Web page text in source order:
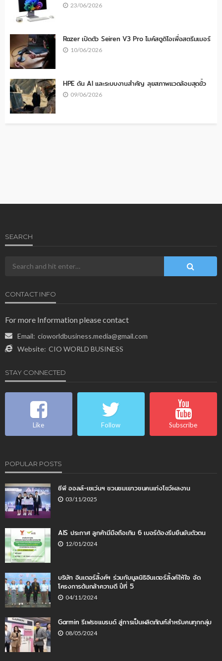
23/06/2026
Razer เปิดตัว Seiren V3 Pro ไมค์สตูดิโอเพื่อสตรีมเมอร์
10/06/2026
HPE ดัน AI และระบบงานสำคัญ ลุยสภาพแวดล้อมสุดขั้ว
09/06/2026
SEARCH
CONTACT INFO
For more Information please contact
Email: cioworldbusiness.media@gmail.com
Website: CIO WORLD BUSINESS
STAY CONNECTED
Like Follow Subscribe
POPULAR POSTS
ซีพี ออลล์-เซเว่นฯ ชวนชมเยาวชนคนเก่งโชว์ผลงาน
03/11/2025
AIS ประกาศ ลูกค้ามีมือถือเกิน 6 เบอร์ต้องรีบยืนยันตัวตน
12/01/2024
บริษัท อินเตอร์ลิ้งค์ฯ ร่วมกับมูลนิธิอินเตอร์ลิ้งค์ให้ใจ จัด
โครงการต้นกล้าความดี ปีที่ 5
04/11/2024
Garmin รีเฟรชแบรนด์ สู่การเป็นผลิตภัณฑ์สำหรับคนทุกกลุ่ม
08/05/2024